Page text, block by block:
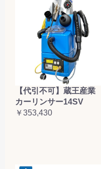
【代引不可】蔵王産業
カーリンサー14SV
￥353,430